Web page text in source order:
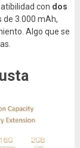
con dos
de 3.000 mAh,
Algo que se